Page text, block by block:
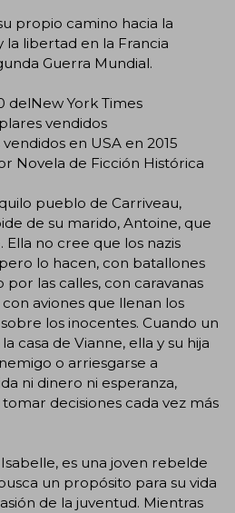
propio camino hacia la
la libertad en la Francia
Guerra Mundial.
delNew York Times
vendidos
en USA en 2015
Novela de Ficción Histórica
pueblo de Carriveau,
de su marido, Antoine, que
no cree que los nazis
lo hacen, con batallones
las calles, con caravanas
aviones que llenan los
los inocentes. Cuando un
casa de Vianne, ella y su hija
o arriesgarse a
ni dinero ni esperanza,
decisiones cada vez más
es una joven rebelde
un propósito para su vida
de la juventud. Mientras